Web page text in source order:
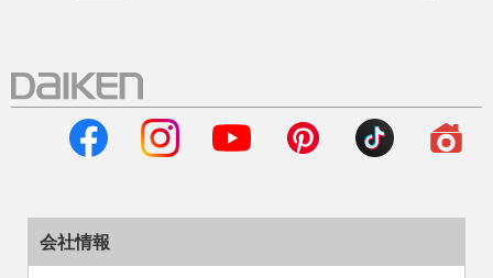
会社情報